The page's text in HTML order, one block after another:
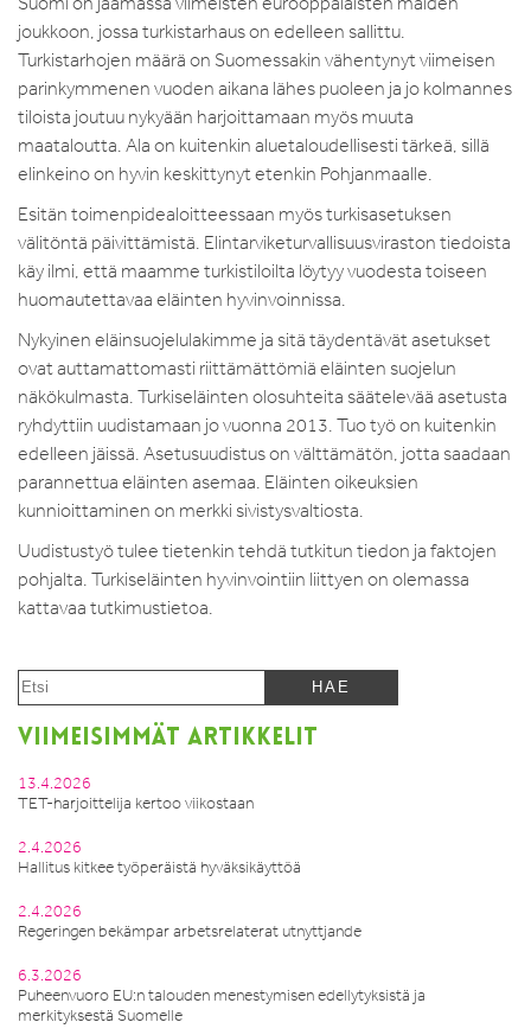
joukkoon, jossa turkistarhaus on edelleen sallittu.
Turkistarhojen määrä on Suomessakin vähentynyt viimeisen
parinkymmenen vuoden aikana lähes puoleen ja jo kolmannes
tiloista joutuu nykyään harjoittamaan myös muuta
maataloutta. Ala on kuitenkin aluetaloudellisesti tärkeä, sillä
elinkeino on hyvin keskittynyt etenkin Pohjanmaalle.
Esitän toimenpidealoitteessaan myös turkisasetuksen
välitöntä päivittämistä. Elintarviketurvallisuusviraston tiedoista
käy ilmi, että maamme turkistiloilta löytyy vuodesta toiseen
huomautettavaa eläinten hyvinvoinnissa.
Nykyinen eläinsuojelulakimme ja sitä täydentävät asetukset
ovat auttamattomasti riittämättömiä eläinten suojelun
näkökulmasta. Turkiseläinten olosuhteita säätelevää asetusta
ryhdyttiin uudistamaan jo vuonna 2013. Tuo työ on kuitenkin
edelleen jäissä. Asetusuudistus on välttämätön, jotta saadaan
parannettua eläinten asemaa. Eläinten oikeuksien
kunnioittaminen on merkki sivistysvaltiosta.
Uudistustyö tulee tietenkin tehdä tutkitun tiedon ja faktojen
pohjalta. Turkiseläinten hyvinvointiin liittyen on olemassa
kattavaa tutkimustietoa.
VIIMEISIMMÄT ARTIKKELIT
13.4.2026
TET-harjoittelija kertoo viikostaan
2.4.2026
Hallitus kitkee työperäistä hyväksikäyttöä
2.4.2026
Regeringen bekämpar arbetsrelaterat utnyttjande
6.3.2026
Puheenvuoro EU:n talouden menestymisen edellytyksistä ja
merkityksestä Suomelle